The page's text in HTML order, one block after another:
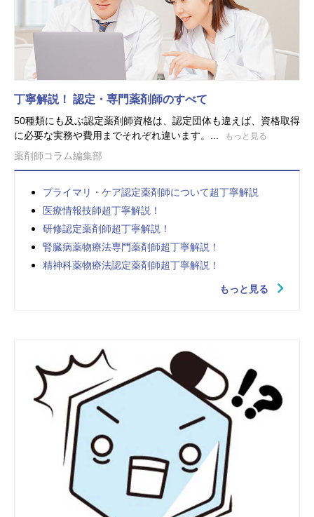
丁寧解説！ 認定・専門薬剤師のすべて
50種類にも及ぶ認定薬剤師資格は、認定団体も違えば、資格取得
に必要な実務や費用までそれぞれ違います。...
もっと見る
薬剤師コラム編集部
プライマリ・ケア認定薬剤師について超丁寧解説
医療情報技師超丁寧解説！
研修認定薬剤師超丁寧解説！
腎臓病薬物療法専門薬剤師超丁寧解説！
精神科薬物療法認定薬剤師超丁寧解説！
もっと見る